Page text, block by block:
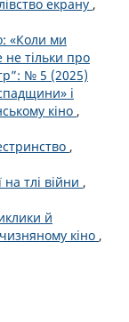
екрану ,
«Коли ми
не тільки про
№ 5 (2025)
і
кіно ,
,
на тлі війни ,
й
кіно ,